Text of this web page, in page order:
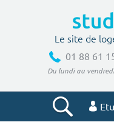
Le site de
01 88 61
Du lundi au